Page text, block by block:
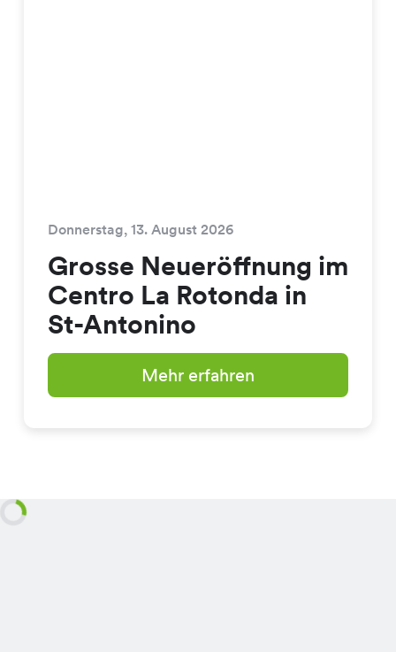
Donnerstag, 13. August 2026
Grosse Neueröffnung im
Centro La Rotonda in
St-Antonino
Mehr erfahren